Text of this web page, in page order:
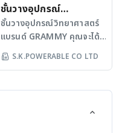
ความปลอดภัย และความน่า
เชื่อถือ ให้กับทุกห้องปฏิบัติ
การที่ไว้วางใจเรา ดูราย
ละเอียดสินค้าเพิ่มเติมได้ที่ :
www.skpower.co.th/ne
w_front/products-
ประสิทธิภาพที่เหนือกว่าแล้ว
ยังออกแบบมาอย่างพิถีพิถัน
มีให้เลือกหลายรูปแบบ ตอบ
ห้องปฏิบัติการสมัยใหม่
พร้อมยะระดับภาพลักษณ์มือ
ประกันสินค้านาน 2 ปี พร้อม
เก็บสารเคมีอันตราย ตู้เก็บ
สารเคมีของเราถูกออกแบบ
มาเพื่อคุณโดยเฉพาะ ด้วย
ผ่านการทดสอบมาตรฐาน
ผลิตได้รับการการันตีด้วย
มากมาย อาทิ ISO 9001,
ชั้นวางอุปกรณ์
วิทยาศาสตร์ (Shelf)
ชั้นวางอุปกรณ์วิทยาศาสตร์
แบรนด์ GRAMMY คุณจะได้
รับมากกว่าความคุ้มค่า เพราะ
เรามีทีมวิศวกรผู้เชี่ยวชาญ
มากกว่า 30 ปี ที่พร้อมส่ง
ที่ตอบโจทย์การใช้งานในทุก
S.K.POWERABLE CO LTD